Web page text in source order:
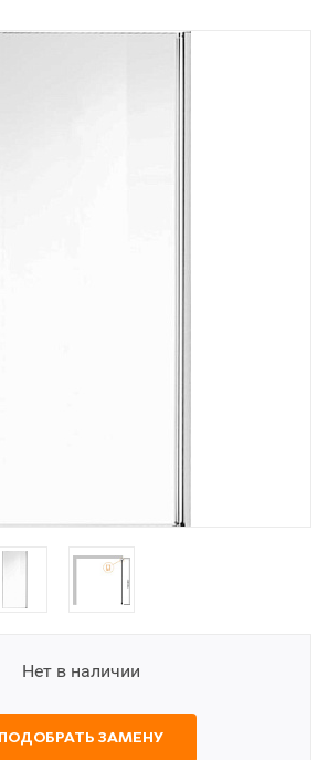
Нет в наличии
ПОДОБРАТЬ ЗАМЕНУ